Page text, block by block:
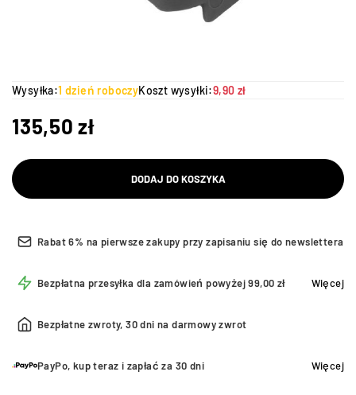
Wysyłka:1 dzień roboczyKoszt wysyłki:9,90 zł
135,50zł
DODAJ DO KOSZYKA
Rabat 6% na pierwsze zakupy przy zapisaniu się do newslettera
Bezpłatna przesyłka dla zamówień powyżej 99,00 zł Więcej
Bezpłatne zwroty, 30 dni na darmowy zwrot
PayPo, kup teraz i zapłać za 30 dni Więcej